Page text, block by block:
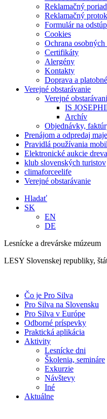
Reklamačný
Reklamačný
Formulár na
Cookies
Ochrana
Certifikáty
Alergény
Kontakty
Doprava a
Verejné obstarávanie
Verejné
IS
Archív
Objednávky,
Prenájom a odpredaj
Pravidlá používania
Elektronické aukcie
klub slovenských turistov
climaforceelife
Verejné obstarávanie
Hladať
SK
EN
DE
Lesnícke a drevárske múzeum
LESY Slovenskej republiky,
Čo je Pro Silva
Pro Silva na Slovensku
Pro Silva v Európe
Odborné príspevky
Praktická aplikácia
Aktivity
Lesnícke dni
Školenia, semináre
Exkurzie
Návštevy
Iné
Aktuálne